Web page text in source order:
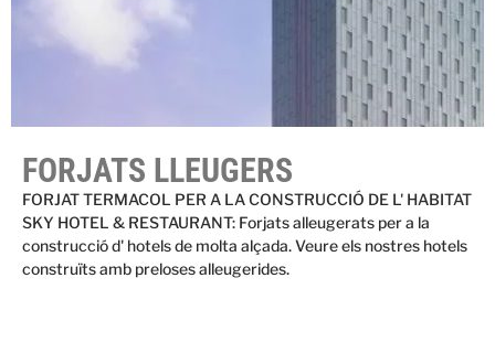
FORJATS LLEUGERS
FORJAT TERMACOL PER A LA CONSTRUCCIÓ DE L' HABITAT
SKY HOTEL & RESTAURANT: Forjats alleugerats per a la
construcció d' hotels de molta alçada. Veure els nostres hotels
construïts amb preloses alleugerides.